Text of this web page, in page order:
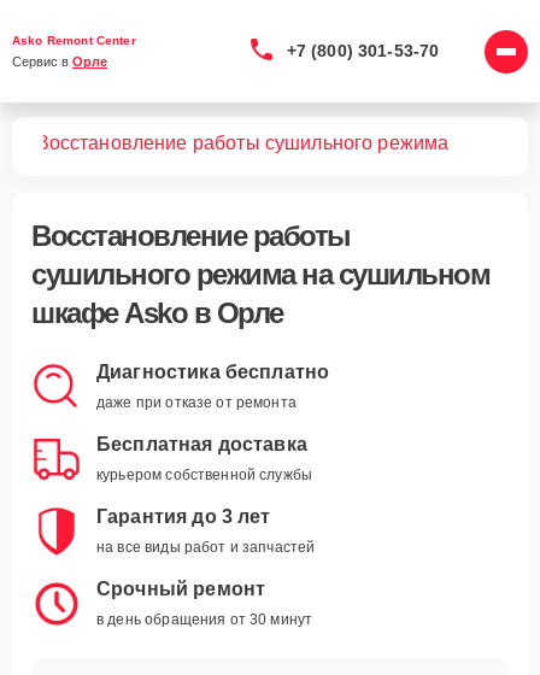
Asko Remont Center
Сервис в Орле
+7 (800) 301-53-70
Восстановление работы сушильного режима
Восстановление работы
сушильного режимана сушильном
шкафе Asko в Орле
Диагностика бесплатно
даже при отказе от ремонта
Бесплатная доставка
курьером собственной службы
Гарантия до 3 лет
на все виды работ и запчастей
Срочный ремонт
в день обращения от 30 минут